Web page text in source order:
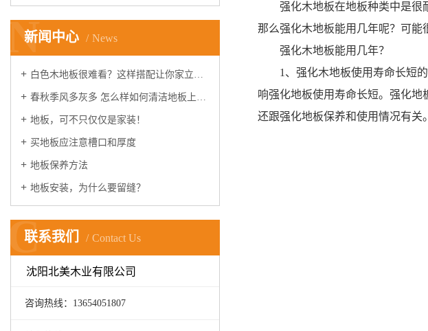
新闻中心 News
N
白色木地板很难看？这样搭配让你家立刻时髦起来！
春秋季风多灰多 怎么样如何清洁地板上的灰尘
地板，可不只仅仅是家装！
买地板应注意槽口和厚度
地板保养方法
地板安装，为什么要留缝？
联系我们 Contact Us
C
沈阳北美木业有限公司
咨询热线：13654051807
强化木地板在地板种类中是很
那么强化木地板能用几年呢？可能
强化木地板能用几年？
1、强化木地板使用寿命长短
响强化地板使用寿命长短。强化地
还跟强化地板保养和使用情况有关。